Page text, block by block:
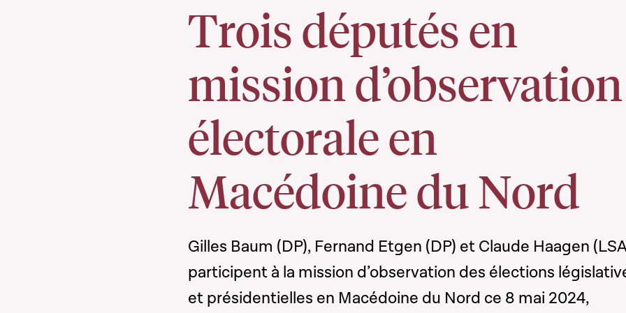
Trois députés en
mission d’observation
électorale en
Macédoine du Nord
Gilles Baum (DP), Fernand Etgen (DP) et Claude Haagen
participent à la mission d’observation des élections
et présidentielles en Macédoine du Nord ce 8 mai 2024,